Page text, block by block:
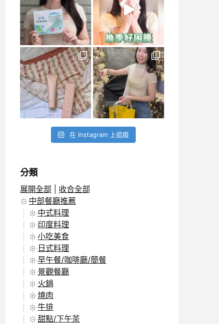
在 Instagram 上追蹤
分類
展開全部
收合全部
中部餐廳推薦
中式料理
印度料理
小吃美食
日式料理
早午餐/咖啡廳/簡餐
景觀餐廳
火鍋
燒肉
牛排
甜點/下午茶